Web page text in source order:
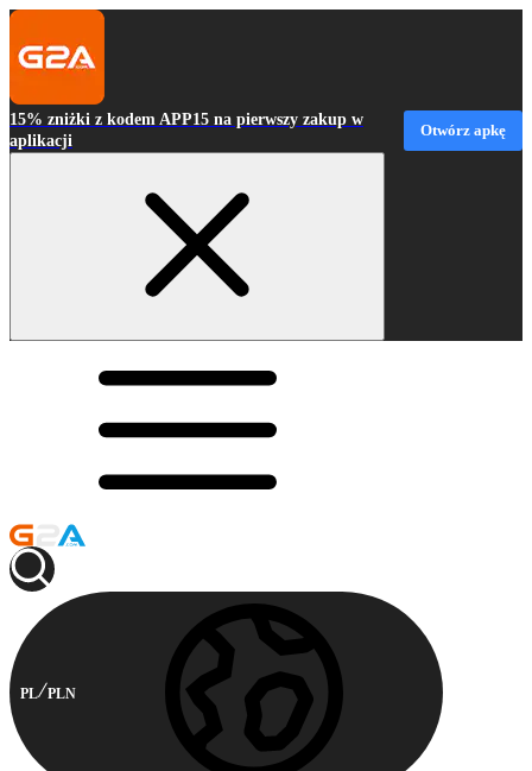
15% zniżki z kodem APP15 na pierwszy zakup w
aplikacji
Otwórz apkę
PL PLN